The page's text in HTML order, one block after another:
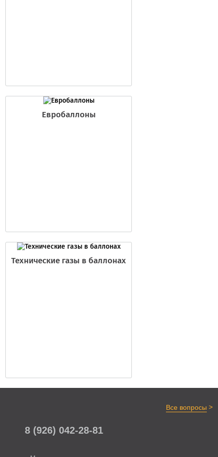
Евробаллоны
Технические газы в баллонах
Все вопросы >
8 (926) 042-28-81